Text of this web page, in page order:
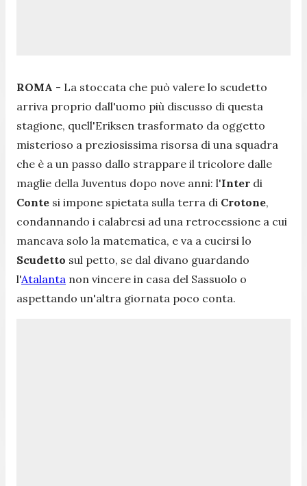
ROMA - La stoccata che può valere lo scudetto
arriva proprio dall'uomo più discusso di questa
stagione, quell'Eriksen trasformato da oggetto
misterioso a preziosissima risorsa di una squadra
che è a un passo dallo strappare il tricolore dalle
maglie della Juventus dopo nove anni: l'Inter di
Conte si impone spietata sulla terra di Crotone,
condannando i calabresi ad una retrocessione a cui
mancava solo la matematica, e va a cucirsi lo
Scudetto sul petto, se dal divano guardando
l'Atalanta non vincere in casa del Sassuolo o
aspettando un'altra giornata poco conta.